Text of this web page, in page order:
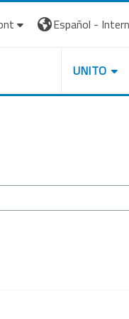
Español -
UNITO